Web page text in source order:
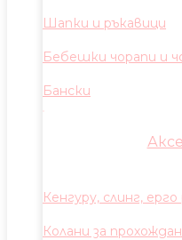
Шапки и ръкавици
Бебешки чорапи и
Бански
Кенгуру, слинг,
Колани за